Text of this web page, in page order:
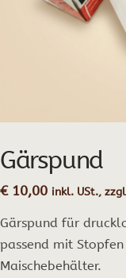
Gärspund
€10,00 inkl. USt.,
Gärspund für
passend mit
Maischebehälter.